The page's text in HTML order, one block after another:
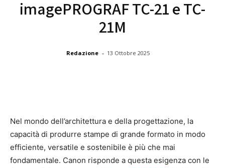
imagePROGRAF TC-21 e TC-
21M
Redazione - 13 Ottobre 2025
Nel mondo dell’architettura e della progettazione, la
capacità di produrre stampe di grande formato in modo
efficiente, versatile e sostenibile è più che mai
fondamentale. Canon risponde a questa esigenza con le